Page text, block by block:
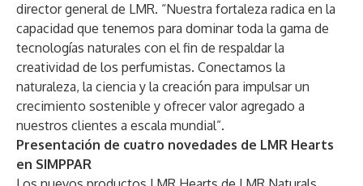
director general de LMR. “Nuestra fortaleza radica en la
capacidad que tenemos para dominar toda la gama de
tecnologías naturales con el fin de respaldar la
creatividad de los perfumistas. Conectamos la
naturaleza, la ciencia y la creación para impulsar un
crecimiento sostenible y ofrecer valor agregado a
nuestros clientes a escala mundial”.
Presentación de cuatro novedades de LMR Hearts
en SIMPPAR